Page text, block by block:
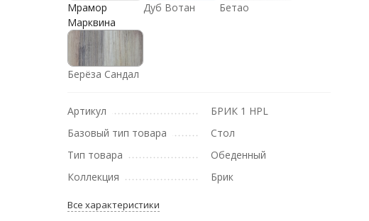
Мрамор
Марквина
Дуб Вотан Бетао
Берёза Сандал
Артикул
БРИК 1 HPL
Базовый тип товара
Стол
Тип товара
Обеденный
Коллекция
Брик
Все характеристики